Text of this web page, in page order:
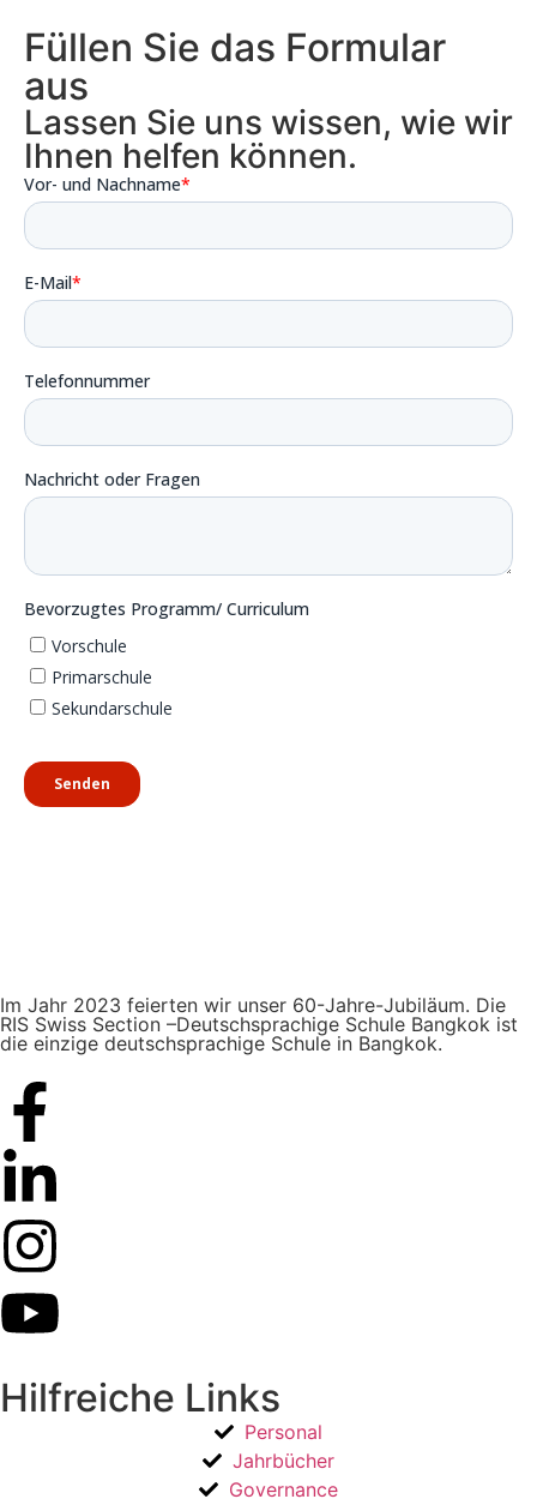
Füllen Sie das Formular
aus
Lassen Sie uns wissen, wie wir
Ihnen helfen können.
Im Jahr 2023 feierten wir unser 60-Jahre-Jubiläum. Die
RIS Swiss Section –Deutschsprachige Schule Bangkok ist
die einzige deutschsprachige Schule in Bangkok.
Hilfreiche Links
Personal
Jahrbücher
Governance